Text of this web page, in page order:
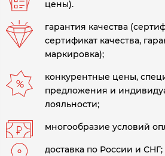
цены).
гарантия качества
сертификат качества,
маркировка);
конкурентные цены,
предложения и
лояльности;
многообразие условий
доставка по России и СНГ;